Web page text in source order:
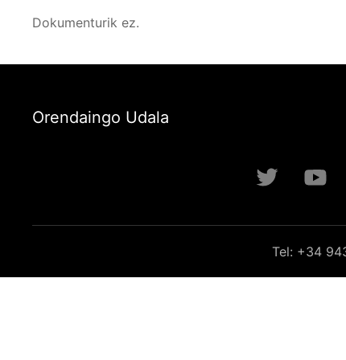
Dokumenturik ez.
Orendaingo Udala
Tel: +34